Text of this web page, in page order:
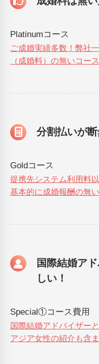
Platinumコース
ご成婚実績多数！弊社
（成婚料）の無いコース
分割払いが断
Goldコース
提携先システム利用料
基本的に成婚報酬の無
国際結婚ア
しい！
Special①コース費用
国際結婚アドバイザー
アジア女性の紹介も含ま